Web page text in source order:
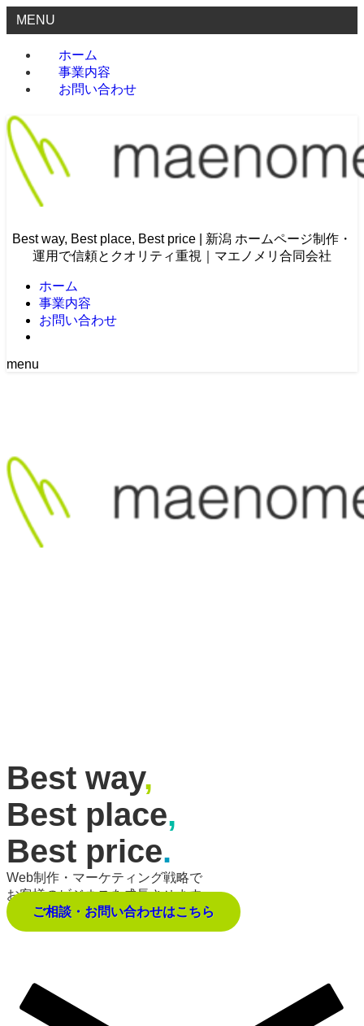
MENU
ホーム
事業内容
お問い合わせ
Best way, Best place, Best price | 新潟 ホームページ制作・
運用で信頼とクオリティ重視｜マエノメリ合同会社
ホーム
事業内容
お問い合わせ
menu
Best way,
Best place,
Best price.
Web制作・マーケティング戦略で
お客様のビジネスを成長させます。
ご相談・お問い合わせはこちら